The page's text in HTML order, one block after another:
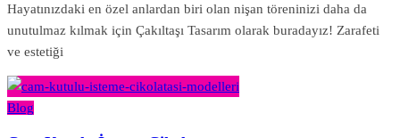
Hayatınızdaki en özel anlardan biri olan nişan töreninizi daha da
unutulmaz kılmak için Çakıltaşı Tasarım olarak buradayız! Zarafeti
ve estetiği
Blog